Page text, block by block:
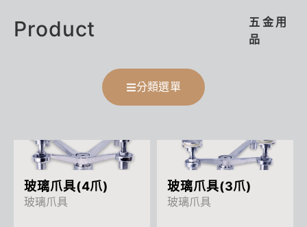
Product
五金用
品
分類選單
More
玻璃爪具(4爪)
玻璃爪具
More
玻璃爪具(3爪)
玻璃爪具